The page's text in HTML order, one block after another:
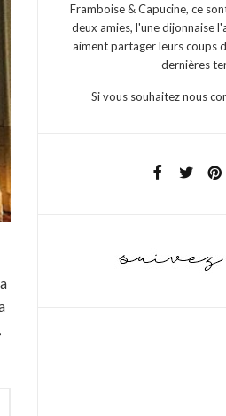
Framboise & Capucine, ce
deux amies, l'une dijonnaise
aiment partager leurs coups
dernières
Si vous souhaitez nous